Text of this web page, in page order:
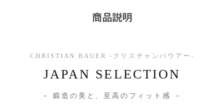
商品説明
CHRISTIAN BAUER -クリスチャンバウアー-
JAPAN SELECTION
－ 鍛造の美と、至高のフィット感 －